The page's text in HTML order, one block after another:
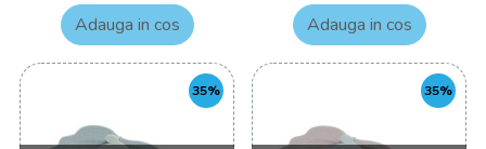
Adauga in cos
Adauga in cos
35% 35%